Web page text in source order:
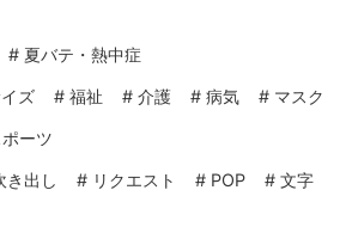
# 夏バテ・熱中症
ズ # 福祉 # 介護 # 病気 # マスク
ーツ
き出し # リクエスト # POP # 文字